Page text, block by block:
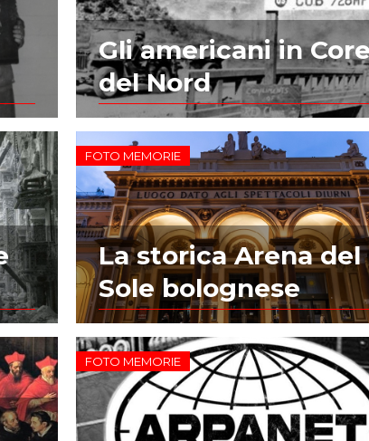
Gli americani in
del Nord
FOTO MEMORIE
La storica Arena del
Sole bolognese
FOTO MEMORIE